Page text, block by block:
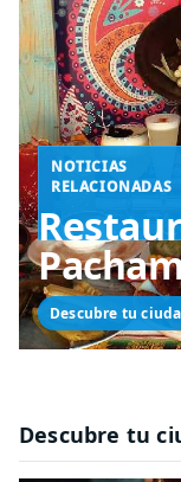
NOTICIAS
RELACIONADAS
Libre:
Descubre tu
Descubre tu